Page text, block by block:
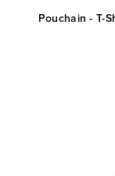
Pouchain - T-